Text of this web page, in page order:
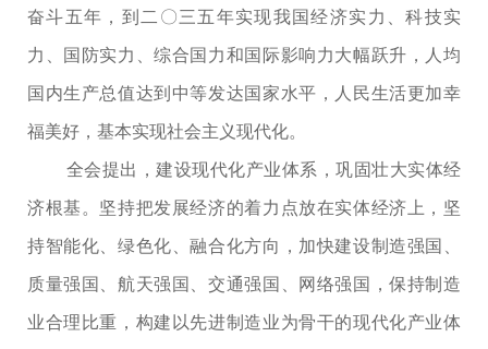
奋斗五年，到二〇三五年实现我国经济实力、科技实
力、国防实力、综合国力和国际影响力大幅跃升，人均
国内生产总值达到中等发达国家水平，人民生活更加幸
福美好，基本实现社会主义现代化。
全会提出，建设现代化产业体系，巩固壮大实体经
济根基。坚持把发展经济的着力点放在实体经济上，坚
持智能化、绿色化、融合化方向，加快建设制造强国、
质量强国、航天强国、交通强国、网络强国，保持制造
业合理比重，构建以先进制造业为骨干的现代化产业体